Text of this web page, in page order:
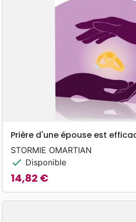
Prière d'une épouse est
STORMIE OMARTIAN
check Disponible
Prix
14,82 €